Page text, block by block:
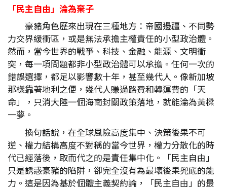
「民主自由」淪為棄子
豪豬角色歷來出現在三種地方：帝國邊疆、不同勢
力交界緩衝區，或是無法承擔主權責任的小型政治體。
然而，當今世界的戰爭、科技、金融、能源、文明衝
突，每一項問題都非小型政治體可以承擔。任何一次的
錯誤選擇，都足以影響數十年，甚至幾代人。像新加坡
那樣靠著地利之便，幾代人賺過路費和轉運費的「天
命」，只消大陸一個海南封關政策落地，就能淪為黃樑
一夢。
換句話說，在全球風險高度集中、決策後果不可
逆、權力結構高度不對稱的當今世界，權力分散化的時
代已經落後，取而代之的是責任集中化。「民主自由」
只是誘惑豪豬的陷阱，卻完全沒有為最壞後果兜底的能
力。這是因為基於個體主義契約論，「民主自由」的最